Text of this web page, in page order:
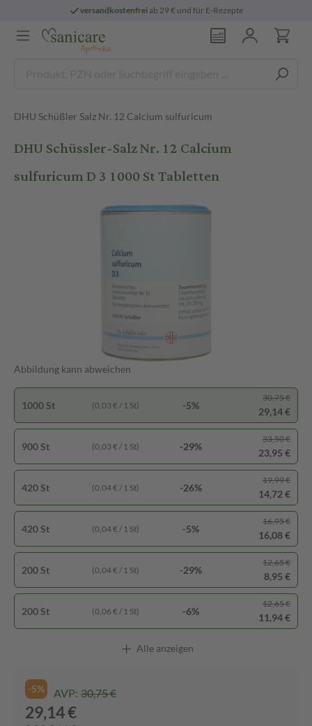
versandkostenfreiab 29 € und für E-Rezepte
DHU Schüßler Salz Nr. 12 Calcium sulfuricum
DHU Schüssler-Salz Nr. 12 Calcium
sulfuricum D 3 1000 St Tabletten
Abbildung kann abweichen
1000 St (0,03 € / 1 St) -5%
30,75 €
29,14 €
900 St (0,03 € / 1 St) -29%
33,50 €
23,95 €
420 St (0,04 € / 1 St) -26%
19,99 €
14,72 €
420 St (0,04 € / 1 St) -5%
16,95 €
16,08 €
200 St (0,04 € / 1 St) -29%
12,65 €
8,95 €
200 St (0,06 € / 1 St) -6%
12,65 €
11,94 €
Alle anzeigen
-5% AVP: 30,75 €
29,14 €